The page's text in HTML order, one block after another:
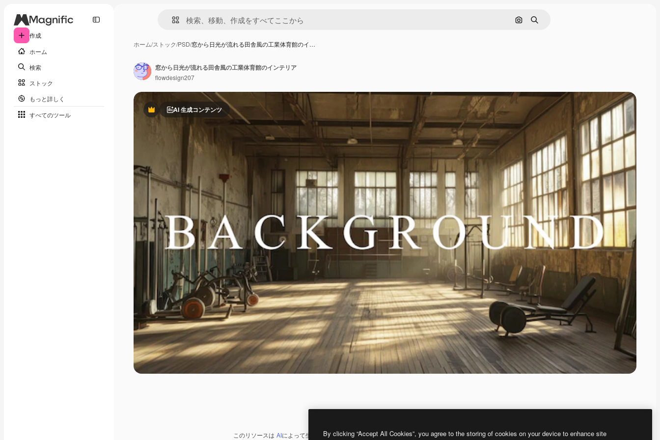
作成
ホーム
検索
ストック
もっと詳しく
すべてのツール
画像で検索
検索
ホーム/ストック/PSD/窓から日光が流れる田舎風の工業体育館のイ…
PremiumAI 生成コンテンツ
このリソースは AIによって生成されたものです。 AI画像生成ツールを使うと、あなた独自の画像を作成できます。
窓から日光が流れる田舎風の工業体育館のインテリア
flowdesign207
By clicking “Accept All Cookies”, you agree to the storing of cookies on your device to enhance site